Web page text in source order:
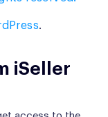
.
iSeller